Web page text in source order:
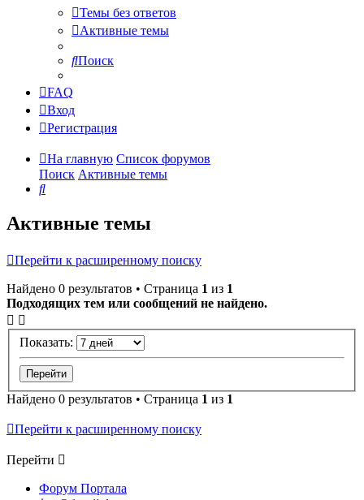
Темы без ответов
Активные темы
Поиск
FAQ
Вход
Регистрация
На главную Список форумов
Поиск Активные темы
Поиск
Активные темы
Перейти к расширенному поиску
Найдено 0 результатов • Страница 1 из 1
Подходящих тем или сообщений не найдено.
Показать:
Найдено 0 результатов • Страница 1 из 1
Перейти к расширенному поиску
Перейти
Форум Портала